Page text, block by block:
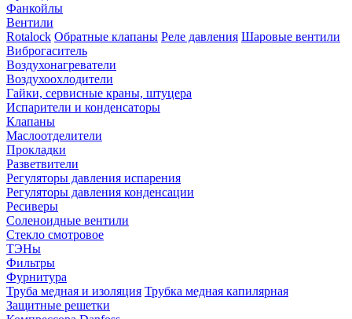
Фанкойлы
Вентили
Rotalock Обратные клапаны Реле давления Шаровые вентили
Виброгаситель
Воздухонагреватели
Воздухоохлодители
Гайки, сервисные краны, штуцера
Испарители и конденсаторы
Клапаны
Маслоотделители
Прокладки
Разветвители
Регуляторы давления испарения
Регуляторы давления конденсации
Ресиверы
Соленоидные вентили
Стекло смотровое
ТЭНы
Фильтры
Фурнитура
Труба медная и изоляция Трубка медная капилярная
Защитные решетки